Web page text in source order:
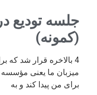
جلسه تودیع
(کمونه)
4 بالاخره قرار شد که
میزبان ما یعنی
برای من پیدا کند و به